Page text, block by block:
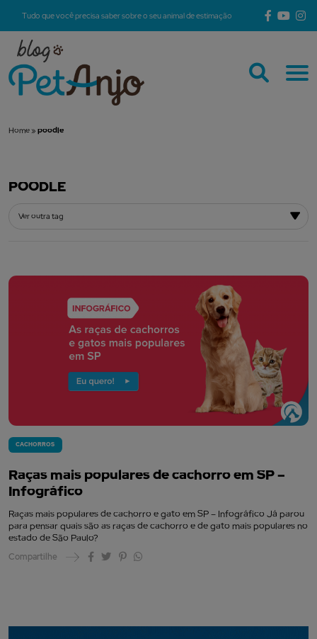
Tudo que você precisa saber sobre o seu animal de estimação
Home » poodle
POODLE
CACHORROS
Raças mais populares de cachorro em SP –
Infográfico
Raças mais populares de cachorro e gato em SP – Infográfico Já parou
para pensar quais são as raças de cachorro e de gato mais populares no
estado de São Paulo?
Compartilhe